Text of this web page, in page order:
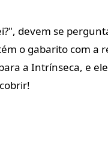
devem se
o gabarito com a
a Intrínseca, e